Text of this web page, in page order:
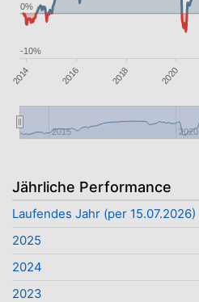
2014 2016 2018 2020
2015 2020
-10%
0%
Jährliche Performance
Laufendes Jahr (per 15.07.2026)
2025
2024
2023